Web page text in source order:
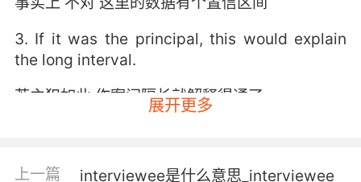
3. If it was the principal, this would explain
the long interval.
若主犯如此 作案间隔长就解释得通了
米娜 这些间期看着不错
展开更多
上一篇
interviewee是什么意思_interviewee